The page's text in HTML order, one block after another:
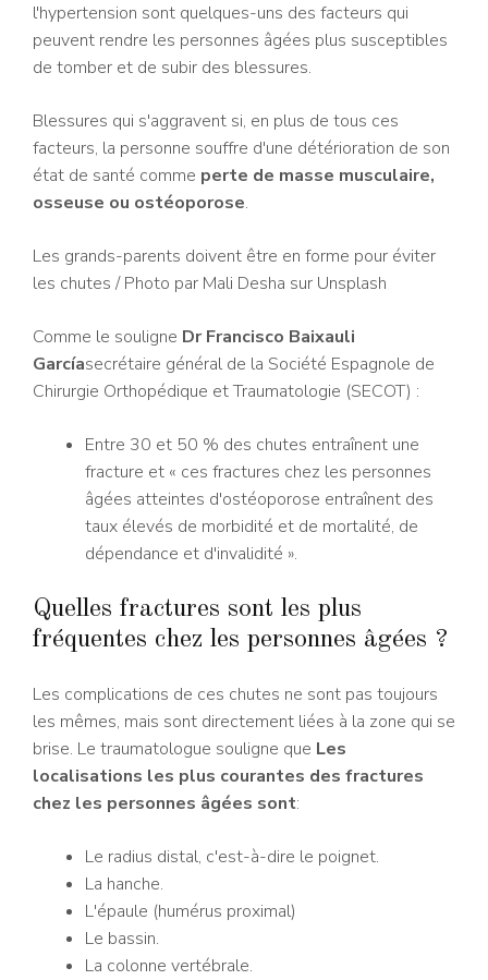
l'hypertension sont quelques-uns des facteurs qui
peuvent rendre les personnes âgées plus susceptibles
de tomber et de subir des blessures.
Blessures qui s'aggravent si, en plus de tous ces
facteurs, la personne souffre d'une détérioration de son
état de santé comme perte de masse musculaire,
osseuse ou ostéoporose.
Les grands-parents doivent être en forme pour éviter
les chutes / Photo par Mali Desha sur Unsplash
Comme le souligne Dr Francisco Baixauli
Garcíasecrétaire général de la Société Espagnole de
Chirurgie Orthopédique et Traumatologie (SECOT) :
Entre 30 et 50 % des chutes entraînent une
fracture et « ces fractures chez les personnes
âgées atteintes d'ostéoporose entraînent des
taux élevés de morbidité et de mortalité, de
dépendance et d'invalidité ».
Quelles fractures sont les plus
fréquentes chez les personnes âgées ?
Les complications de ces chutes ne sont pas toujours
les mêmes, mais sont directement liées à la zone qui se
brise. Le traumatologue souligne que Les
localisations les plus courantes des fractures
chez les personnes âgées sont:
Le radius distal, c'est-à-dire le poignet.
La hanche.
L'épaule (humérus proximal)
Le bassin.
La colonne vertébrale.